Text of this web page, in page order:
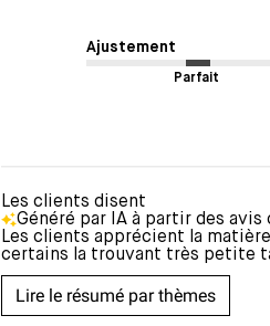
Ajustement
Parfait
Les clients disent
Généré par IA à partir des avis
Les clients apprécient la
certains la trouvant très petite
Lire le résumé par thèmes